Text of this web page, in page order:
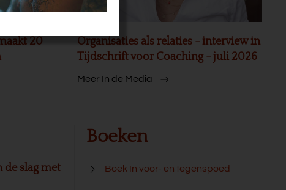
20
Organisaties als relaties - interview in
Tijdschrift voor Coaching - juli 2026
Meer In de Media
de slag met
Boeken
Boek In voor- en tegenspoed